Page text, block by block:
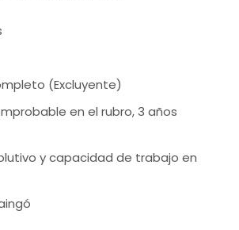
(Excluyente)
en el rubro, 3 años
y capacidad de trabajo en